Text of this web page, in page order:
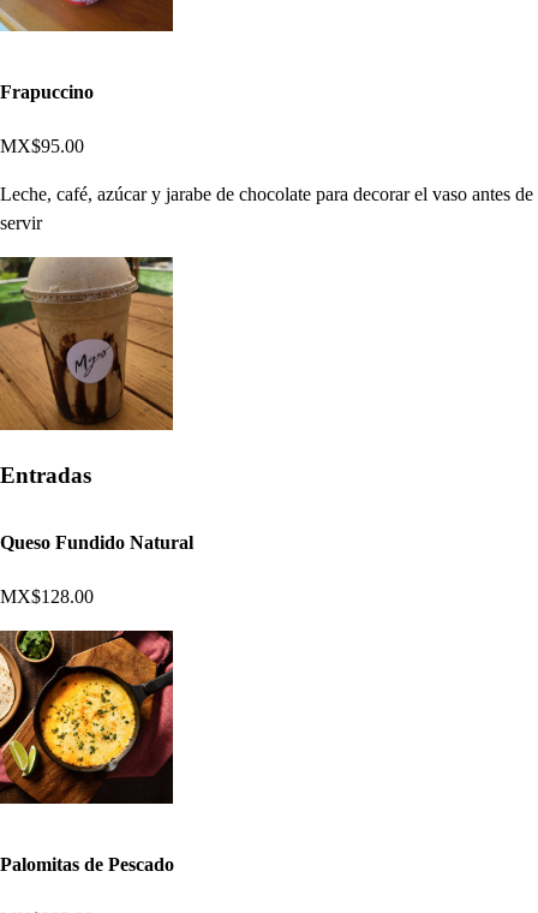
Frapuccino
MX$95.00
Leche, café, azúcar y jarabe de chocolate para decorar el vaso antes de
servir
Entradas
Queso Fundido Natural
MX$128.00
Palomitas de Pescado